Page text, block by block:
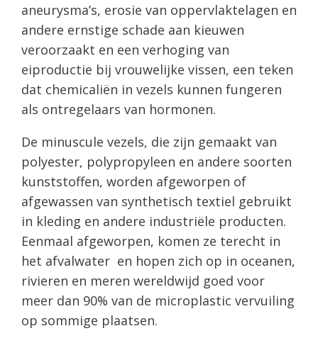
aneurysma’s, erosie van oppervlaktelagen en
andere ernstige schade aan kieuwen
veroorzaakt en een verhoging van
eiproductie bij vrouwelijke vissen, een teken
dat chemicaliën in vezels kunnen fungeren
als ontregelaars van hormonen.
De minuscule vezels, die zijn gemaakt van
polyester, polypropyleen en andere soorten
kunststoffen, worden afgeworpen of
afgewassen van synthetisch textiel gebruikt
in kleding en andere industriële producten.
Eenmaal afgeworpen, komen ze terecht in
het afvalwater en hopen zich op in oceanen,
rivieren en meren wereldwijd goed voor
meer dan 90% van de microplastic vervuiling
op sommige plaatsen.